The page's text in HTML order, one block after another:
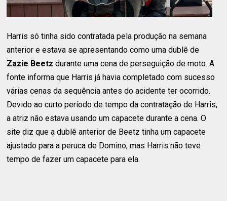
Harris só tinha sido contratada pela produção na semana
anterior e estava se apresentando como uma dublê de
Zazie Beetz durante uma cena de perseguição de moto. A
fonte informa que Harris já havia completado com sucesso
várias cenas da sequência antes do acidente ter ocorrido.
Devido ao curto período de tempo da contratação de Harris,
a atriz não estava usando um capacete durante a cena. O
site diz que a dublê anterior de Beetz tinha um capacete
ajustado para a peruca de Domino, mas Harris não teve
tempo de fazer um capacete para ela.